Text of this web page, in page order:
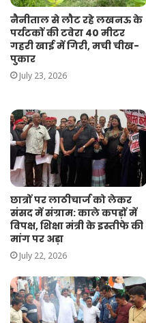
नैनीताल से लौट रहे लखनऊ के
पर्यटकों की टवेरा 40 मीटर
गहरी खाई में गिरी, मची चीख-
पुकार
July 23, 2026
छात्रों पर लाठीचार्ज को लेकर
संसद में संग्राम: काले कपड़ों में
विपक्ष, शिक्षा मंत्री के इस्तीफे की
मांग पर अड़ा
July 22, 2026